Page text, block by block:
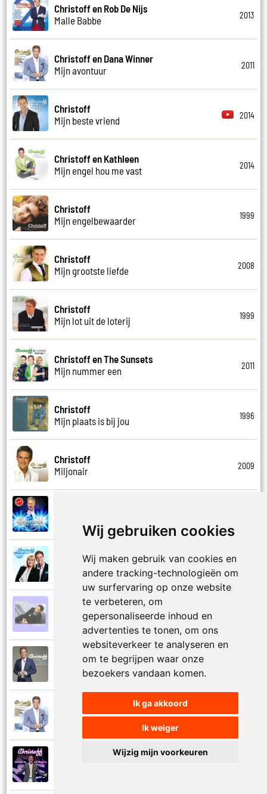
Wij gebruiken cookies
Wij maken gebruik van cookies en
andere tracking-technologieën om
uw surfervaring op onze website
te verbeteren, om
gepersonaliseerde inhoud en
advertenties te tonen, om ons
websiteverkeer te analyseren en
om te begrijpen waar onze
bezoekers vandaan komen.
Ik ga akkoord
Ik weiger
Wijzig mijn voorkeuren
Christoff en Rob De Nijs
Malle Babbe
2013
Christoff en Dana Winner
Mijn avontuur
2011
Christoff
Mijn beste vriend
2014
Christoff en Kathleen
Mijn engel hou me vast
2014
Christoff
Mijn engelbewaarder
1999
Christoff
Mijn grootste liefde
2008
Christoff
Mijn lot uit de loterij
1999
Christoff en The Sunsets
Mijn nummer een
2011
Christoff
Mijn plaats is bij jou
1996
Christoff
Miljonair
2009
Christoff en Willeke Alberti
Niemand laat zijn eigen kind alleen
Christoff
Niets is voor niets
Christoff
Ogen weer geopend
Christoff en Florian Silbereisen
Omdat ie zo mooi is